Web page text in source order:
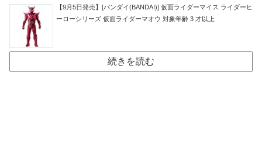
【9月5日発売】[バンダイ(BANDAI)] 仮面ライダーマイス ライダーヒ
ーローシリーズ 仮面ライダーマオウ 対象年齢 3 才以上
続きを読む